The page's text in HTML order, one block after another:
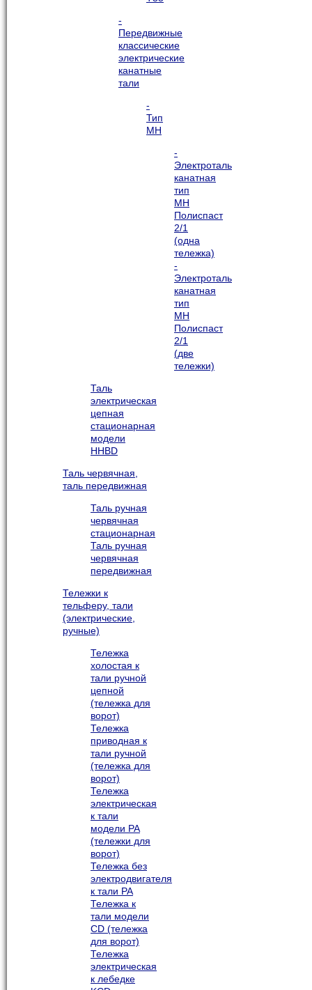
-
Передвижные
классические
электрические
канатные
тали
-
Тип
МН
-
Электроталь
канатная
тип
МН
Полиспаст
2/1
(одна
тележка)
-
Электроталь
канатная
тип
МН
Полиспаст
2/1
(две
тележки)
Таль
электрическая
цепная
стационарная
модели
HHBD
Таль червячная,
таль передвижная
Таль ручная
червячная
стационарная
Таль ручная
червячная
передвижная
Тележки к
тельферу, тали
(электрические,
ручные)
Тележка
холостая к
тали ручной
цепной
(тележка для
ворот)
Тележка
приводная к
тали ручной
(тележка для
ворот)
Тележка
электрическая
к тали
модели РА
(тележки для
ворот)
Тележка без
электродвигателя
к тали РА
Тележка к
тали модели
CD (тележка
для ворот)
Тележка
электрическая
к лебедке